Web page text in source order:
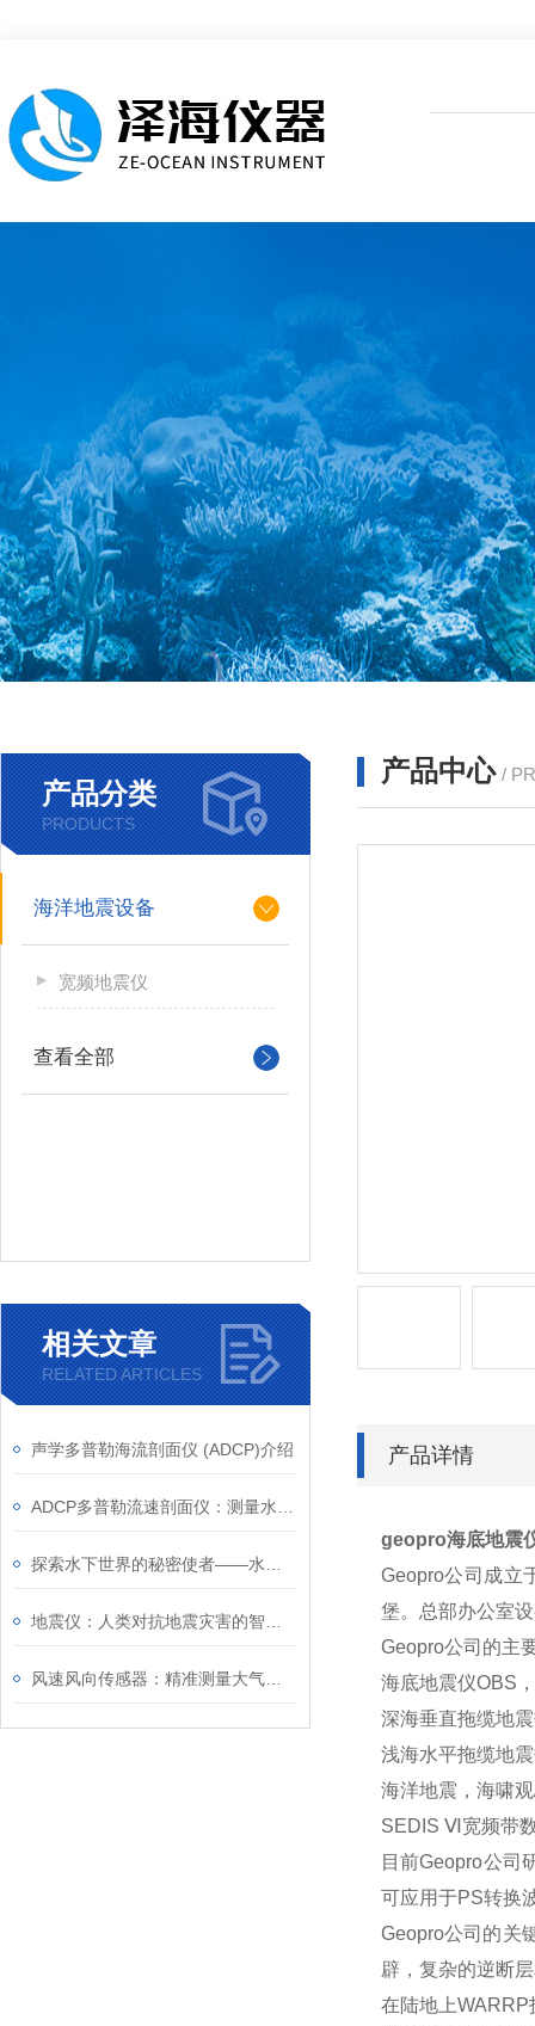
产品分类
PRODUCTS
海洋地震设备
宽频地震仪
查看全部
相关文章
RELATED ARTICLES
声学多普勒海流剖面仪 (ADCP)介绍
产品中心 /
产品详情
geopro海底地震
Geopro公司成立
堡。总部办公室
Geopro公司的主
海底地震仪OBS
深海垂直拖缆地
浅海水平拖缆地
海洋地震，海啸
SEDIS Ⅵ宽频带
目前Geopro公司
可应用于PS转换
Geopro公司的关
辟，复杂的逆断
在陆地上